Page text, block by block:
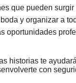
que pueden
y organizar a
oportunidades
historias te
con